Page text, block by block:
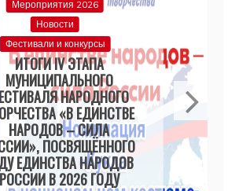
Мероприятия 2026
Новости
Фестивали и конкурсы
ИТОГИ IV ЭТАПА
МУНИЦИПАЛЬНОГО
НАРОДНОГО
«В ЕДИНСТВЕ
НАРОДОВ – СИЛА
ПОСВЯЩЁННОГО
ЕДИНСТВА НАРОДОВ
РОССИИ В 2026 ГОДУ